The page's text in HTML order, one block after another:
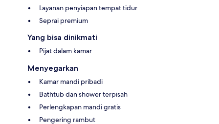
Layanan penyiapan tempat tidur
Seprai premium
Yang bisa dinikmati
Pijat dalam kamar
Menyegarkan
Kamar mandi pribadi
Bathtub dan shower terpisah
Perlengkapan mandi gratis
Pengering rambut